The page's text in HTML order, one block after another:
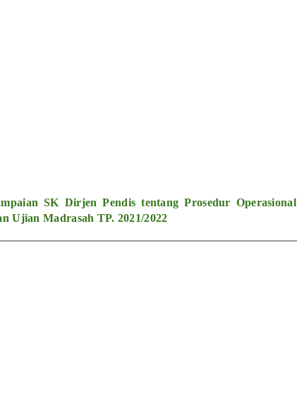
SK Dirjen Pendis tentang Prosedur Operasional
Ujian Madrasah TP. 2021/2022